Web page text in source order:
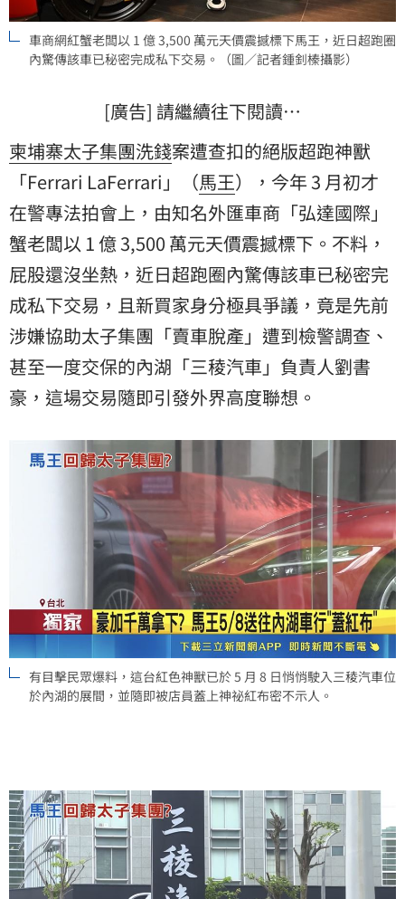
車商網紅蟹老闆以 1 億 3,500 萬元天價震撼標下馬王，近日超跑圈
內驚傳該車已秘密完成私下交易。（圖／記者鍾釗榛攝影）
[廣告] 請繼續往下閱讀…
柬埔寨太子集團洗錢案遭查扣的絕版超跑神獸
「Ferrari LaFerrari」（馬王），今年 3 月初才
在警專法拍會上，由知名外匯車商「弘達國際」
蟹老闆以 1 億 3,500 萬元天價震撼標下。不料，
屁股還沒坐熱，近日超跑圈內驚傳該車已秘密完
成私下交易，且新買家身分極具爭議，竟是先前
涉嫌協助太子集團「賣車脫產」遭到檢警調查、
甚至一度交保的內湖「三稜汽車」負責人劉書
豪 ，這場交易隨即引發外界高度聯想。
有目擊民眾爆料，這台紅色神獸已於 5 月 8 日悄悄駛入三稜汽車位
於內湖的展間，並隨即被店員蓋上神祕紅布密不示人。